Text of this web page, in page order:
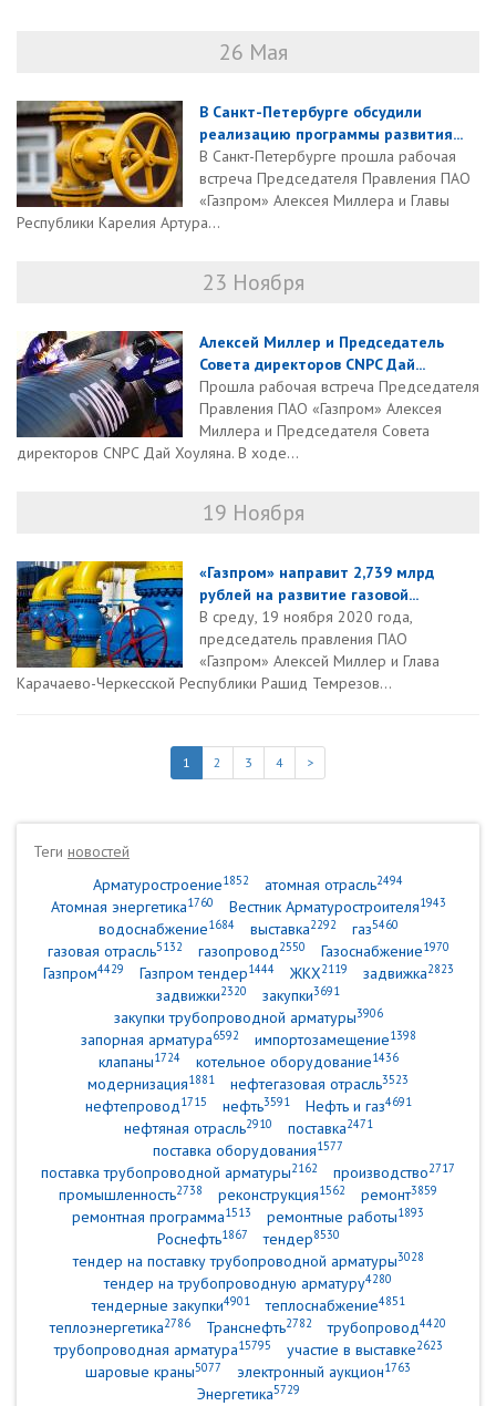
26 Мая
В Санкт-Петербурге обсудили
реализацию программы развития...
В Санкт-Петербурге прошла рабочая
встреча Председателя Правления ПАО
«Газпром» Алексея Миллера и Главы
Республики Карелия Артура...
23 Ноября
Алексей Миллер и Председатель
Совета директоров CNPC Дай...
Прошла рабочая встреча Председателя
Правления ПАО «Газпром» Алексея
Миллера и Председателя Совета
директоров CNPC Дай Хоуляна. В ходе...
19 Ноября
«Газпром» направит 2,739 млрд
рублей на развитие газовой...
В среду, 19 ноября 2020 года,
председатель правления ПАО
«Газпром» Алексей Миллер и Глава
Карачаево-Черкесской Республики Рашид Темрезов...
1 2 3 4 >
Теги новостей
Арматуростроение1852 атомная отрасль2494
Атомная энергетика1760 Вестник Арматуростроителя1943
водоснабжение1684 выставка2292 газ5460
газовая отрасль5132 газопровод2550 Газоснабжение1970
Газпром4429 Газпром тендер1444 ЖКХ2119 задвижка2823
задвижки2320 закупки3691
закупки трубопроводной арматуры3906
запорная арматура6592 импортозамещение1398
клапаны1724 котельное оборудование1436
модернизация1881 нефтегазовая отрасль3523
нефтепровод1715 нефть3591 Нефть и газ4691
нефтяная отрасль2910 поставка2471
поставка оборудования1577
поставка трубопроводной арматуры2162 производство2717
промышленность2738 реконструкция1562 ремонт3859
ремонтная программа1513 ремонтные работы1893
Роснефть1867 тендер8530
тендер на поставку трубопроводной арматуры3028
тендер на трубопроводную арматуру4280
тендерные закупки4901 теплоснабжение4851
теплоэнергетика2786 Транснефть2782 трубопровод4420
трубопроводная арматура15795 участие в выставке2623
шаровые краны5077 электронный аукцион1763
Энергетика5729